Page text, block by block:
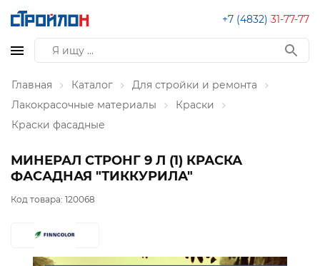
+7 (4832) 31-77-77
Главная Каталог
Для стройки и ремонта
Лакокрасочные материалы
Краски
Краски фасадные
МИНЕРАЛ СТРОНГ 9 Л (1) КРАСКА
ФАСАДНАЯ "ТИККУРИЛА"
Код товара: 120068